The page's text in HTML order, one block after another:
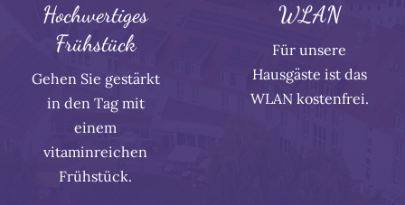
Hochwertiges
Frühstück
Gehen Sie gestärkt
in den Tag mit
einem
vitaminreichen
Frühstück.
WLAN
Für unsere
Hausgäste ist das
WLAN kostenfrei.